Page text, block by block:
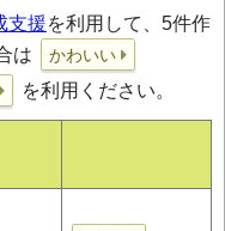
支援を利用して、5件作
は
かわいい
を利用ください。